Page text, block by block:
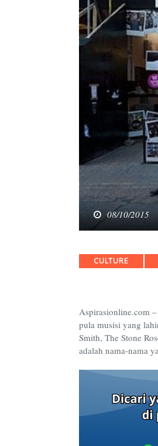
08/10/2015
Categories
CULTURE
Aspirasionline.com
pula musisi yang
Smith, The Stone
adalah nama-nama